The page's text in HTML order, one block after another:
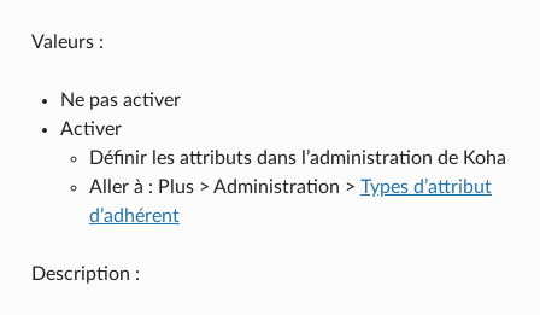
Valeurs :
Ne pas activer
Activer
Définir les attributs dans l’administration de Koha
Aller à : Plus > Administration > Types d’attribut
d’adhérent
Description :